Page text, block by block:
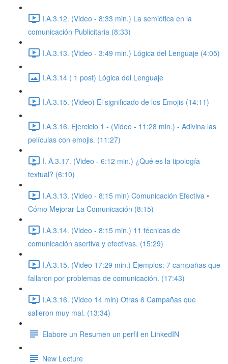
I.A.3.12. (Video - 8:33 min.) La semiótica en la
comunicación Publicitaria (8:33)
I.A.3.13. (Video - 3:49 min.) Lógica del Lenguaje (4:05)
I.A.3.14 ( 1 post) Lógica del Lenguaje
I.A.3.15. (Video) El significado de los Emojis (14:11)
I.A.3.16. Ejercicio 1 - (Video - 11:28 min.) - Adivina las
películas con emojis. (11:27)
I. A.3.17. (Video - 6:12 min.) ¿Qué es la tipología
textual? (6:10)
I.A.3.13. (Video - 8:15 min) Comunicación Efectiva •
Cómo Mejorar La Comunicación (8:15)
I.A.3.14. (Video - 8:15 min.) 11 técnicas de
comunicación asertiva y efectivas. (15:29)
I.A.3.15. (Video 17:29 min.) Ejemplos: 7 campañas que
fallaron por problemas de comunicación. (17:43)
I.A.3.16. (Video 14 min) Otras 6 Campañas que
salieron muy mal. (13:34)
Elabore un Resumen un perfil en LinkedIN
New Lecture